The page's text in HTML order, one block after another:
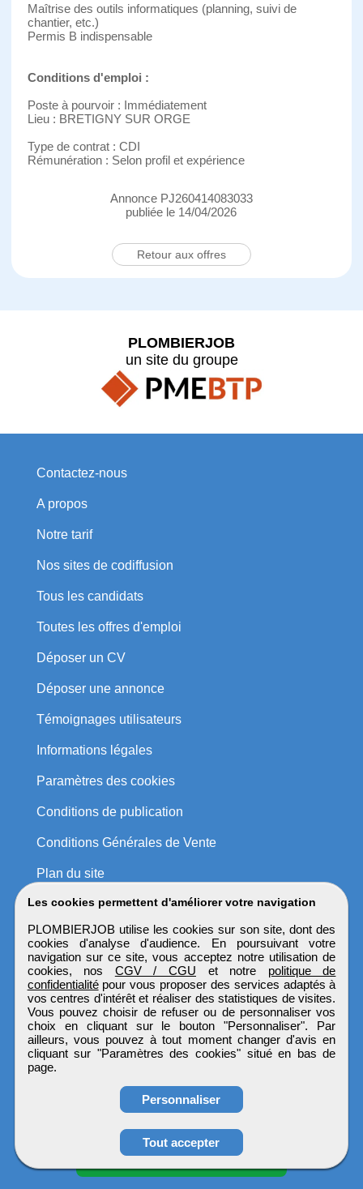
Candidature spontanée
Maîtrise des outils informatiques (planning, suivi de
chantier, etc.)
Permis B indispensable
Conditions d'emploi :
Poste à pourvoir : Immédiatement
Lieu : BRETIGNY SUR ORGE
Type de contrat : CDI
Rémunération : Selon profil et expérience
Annonce PJ260414083033
publiée le 14/04/2026
Retour aux offres
Les cookies permettent d'améliorer votre navigation
PLOMBIERJOB utilise les cookies sur son site, dont des
cookies d'analyse d'audience. En poursuivant votre
navigation sur ce site, vous acceptez notre utilisation de
cookies, nos CGV / CGU et notre politique de
confidentialitépour vous proposer des services adaptés à
vos centres d'intérêt et réaliser des statistiques de visites.
Vous pouvez choisir de refuser ou de personnaliser vos
choix en cliquant sur le bouton "Personnaliser". Par
ailleurs, vous pouvez à tout moment changer d'avis en
cliquant sur "Paramètres des cookies" situé en bas de
page.
Personnaliser
Tout accepter
PLOMBIERJOB
un site du groupe
Contactez-nous
A propos
Notre tarif
Nos sites de codiffusion
Tous les candidats
Toutes les offres d'emploi
Déposer un CV
Déposer une annonce
Témoignages utilisateurs
Informations légales
Paramètres des cookies
Conditions de publication
Conditions Générales de Vente
Plan du site
PLOMBIERJOB
Tous droits réservés © 1999 - 2026